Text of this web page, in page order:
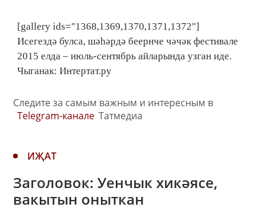
[gallery ids="1368,1369,1370,1371,1372"]
Исегездә булса, шәһәрдә беернче чәчәк фестивале
2015 елда – июль-сентябрь айларында узган иде.
Чыганак: Интертат.ру
Следите за самым важным и интересным в
Telegram-канале Татмедиа
ИҖАТ
Заголовок: Уенчык хикәясе,
вакытын оныткан